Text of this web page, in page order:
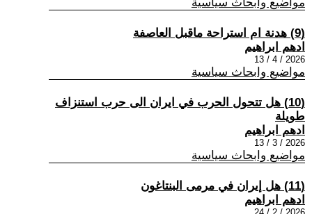
(9) هدنة ام استراحة ماقبل العاصفة
ادهم ابراهيم
2026 / 4 / 13
مواضيع وابحاث سياسية
(10) هل تتحول الحرب في ايران الى حرب استنزاف
طويلة
ادهم ابراهيم
2026 / 3 / 13
مواضيع وابحاث سياسية
(11) هل إيران في مرمى البنتاغون
ادهم ابراهيم